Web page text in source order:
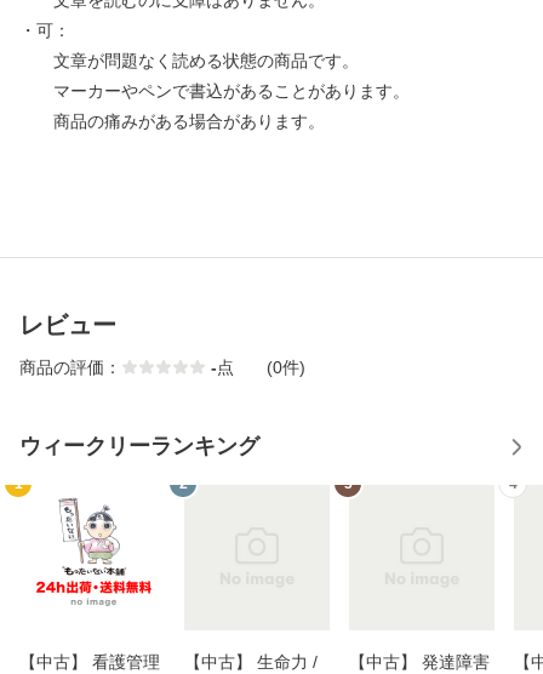
・可：
文章が問題なく読める状態の商品です。
マーカーやペンで書込があることがあります。
商品の痛みがある場合があります。
レビュー
商品の評価： -点 (0件)
ウィークリーランキング
1
【中古】 看護管理
2
【中古】 生命力 /
3
【中古】 発達障害
4
【